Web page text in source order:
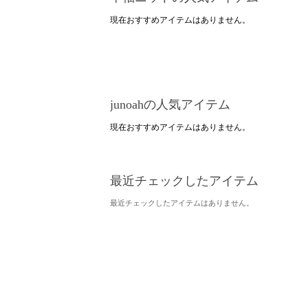
現在おすすめアイテムはありません。
junoahの人気アイテム
現在おすすめアイテムはありません。
最近チェックしたアイテム
最近チェックしたアイテムはありません。